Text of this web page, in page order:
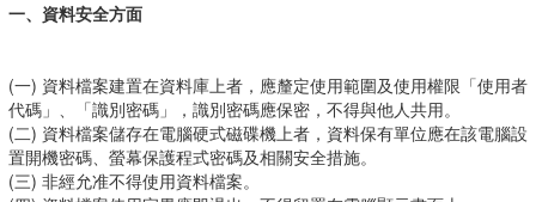
一、資料安全方面
(一) 資料檔案建置在資料庫上者，應釐定使用範圍及使用權限「使用者
代碼」、「識別密碼」，識別密碼應保密，不得與他人共用。
(二) 資料檔案儲存在電腦硬式磁碟機上者，資料保有單位應在該電腦設
置開機密碼、螢幕保護程式密碼及相關安全措施。
(三) 非經允准不得使用資料檔案。